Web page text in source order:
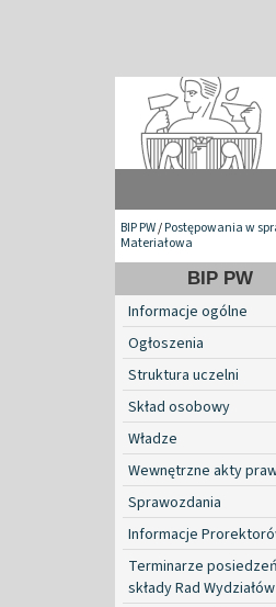
BIP PW/Postępowania w
Materiałowa
BIP PW
Informacje ogólne
Ogłoszenia
Struktura uczelni
Skład osobowy
Władze
Wewnętrzne akty
Sprawozdania
Informacje
Terminarze
składy Rad Wydziałów